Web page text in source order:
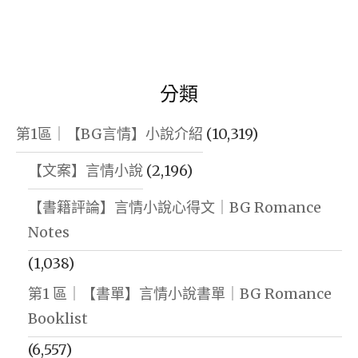
分類
第1區｜【BG言情】小說介紹 (10,319)
【文案】言情小說 (2,196)
【書籍評論】言情小說心得文｜BG Romance
Notes
(1,038)
第1 區｜【書單】言情小說書單｜BG Romance
Booklist
(6,557)